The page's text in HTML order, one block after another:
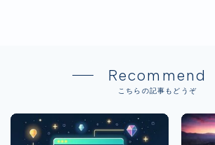
Recommend
こちらの記事もどうぞ